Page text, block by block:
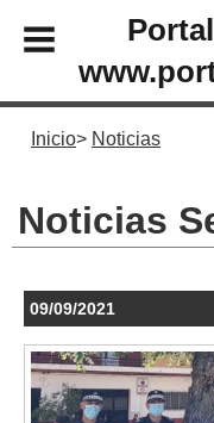
Inicio Noticias
Noticias
09/09/2021